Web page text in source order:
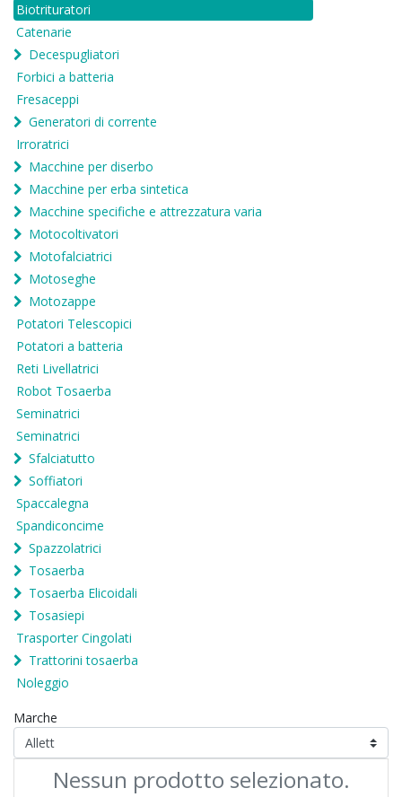
Biotrituratori
Catenarie
Decespugliatori
Forbici a batteria
Fresaceppi
Generatori di corrente
Irroratrici
Macchine per diserbo
Macchine per erba sintetica
Macchine specifiche e attrezzatura varia
Motocoltivatori
Motofalciatrici
Motoseghe
Motozappe
Potatori Telescopici
Potatori a batteria
Reti Livellatrici
Robot Tosaerba
Seminatrici
Seminatrici
Sfalciatutto
Soffiatori
Spaccalegna
Spandiconcime
Spazzolatrici
Tosaerba
Tosaerba Elicoidali
Tosasiepi
Trasporter Cingolati
Trattorini tosaerba
Noleggio
Marche
Nessun prodotto selezionato.